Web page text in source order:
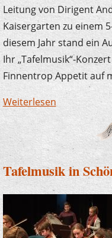
Leitung von Dirigent
Kaisergarten zu einem
diesem Jahr stand ein
Ihr „Tafelmusik“-
Finnentrop Appetit auf
Weiterlesen über
Tafelmusik in